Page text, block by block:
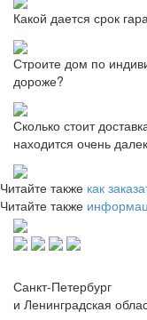
Какой дается срок
Строите дом по
дороже?
Сколько стоит
находится очень
Читайте также как
Читайте также
Санкт-Петербург
и Ленинградская